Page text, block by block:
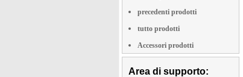
precedenti prodotti
tutto prodotti
Accessori prodotti
Area di supporto: